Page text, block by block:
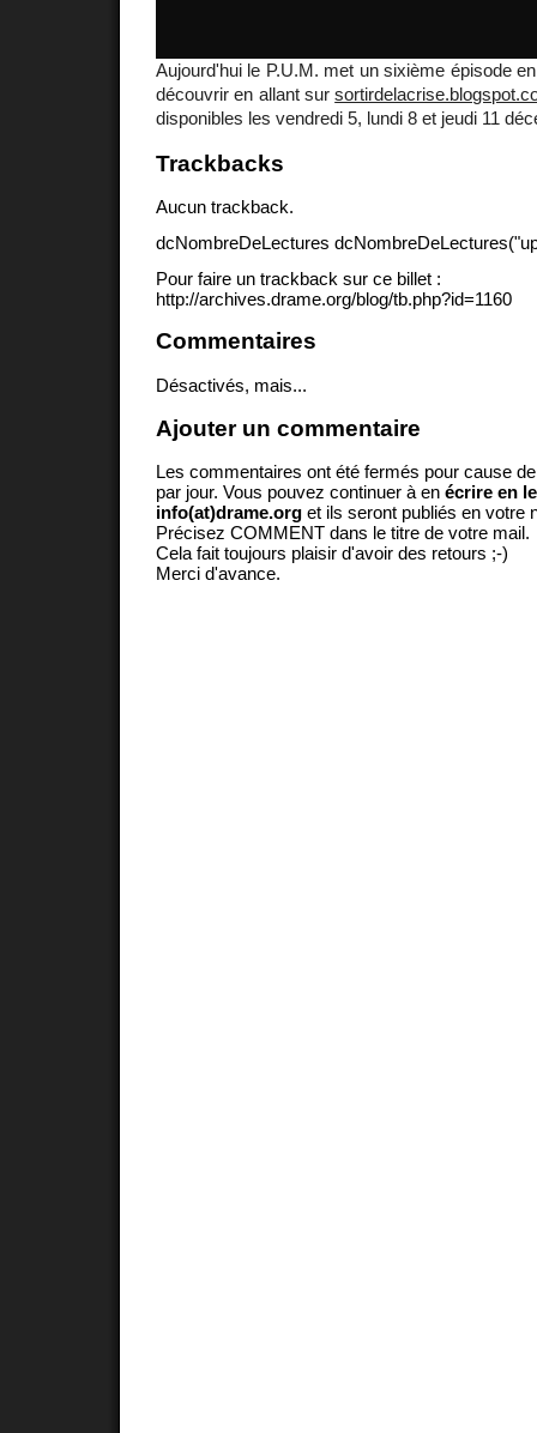
Aujourd'hui le P.U.M. met un sixième épisode
découvrir en allant sur
disponibles les vendredi 5, lundi 8 et jeudi 11
Trackbacks
Aucun trackback.
dcNombreDeLectures
Pour faire un trackback sur ce billet :
http://archives.drame.org/blog/tb.php?id=1160
Commentaires
Désactivés, mais...
Ajouter un commentaire
Les commentaires ont été fermés pour cause
par jour. Vous pouvez continuer à en écrire en
info(at)drame.org et ils seront publiés en votre
Précisez COMMENT dans le titre de votre mail.
Cela fait toujours plaisir d'avoir des retours ;-)
Merci d'avance.